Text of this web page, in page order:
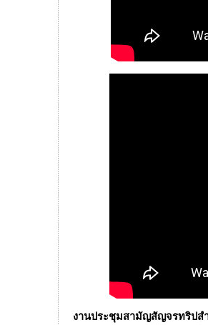
งานประชุมสามัญสัญจรทริปส